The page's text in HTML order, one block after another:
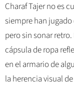
Charaf Tajer no es
siempre han
pero sin sonar
cápsula de ropa
en el armario de
la herencia visual de